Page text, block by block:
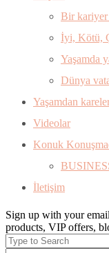
Bir
İyi, Kötü,
Yaşamda
Dünya
Yaşamdan
Videolar
Konuk
İletişim
Sign up with your
products, VIP offers,